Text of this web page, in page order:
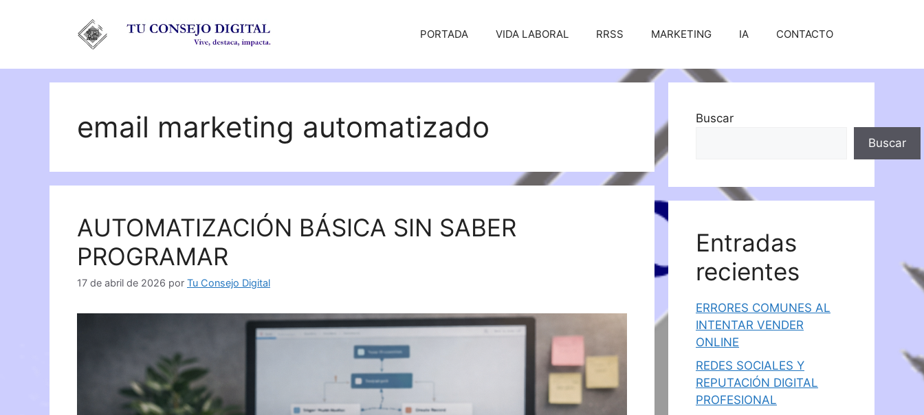
PORTADA VIDA LABORAL RRSS MARKETING IA CONTACTO
email marketing automatizado
AUTOMATIZACIÓN BÁSICA SIN SABER
PROGRAMAR
17 de abril de 2026 por Tu Consejo Digital
Buscar
Buscar
Entradas
recientes
ERRORES COMUNES AL
INTENTAR VENDER
ONLINE
REDES SOCIALES Y
REPUTACIÓN DIGITAL
PROFESIONAL